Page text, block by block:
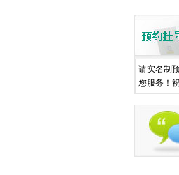
请实名制
您服务！